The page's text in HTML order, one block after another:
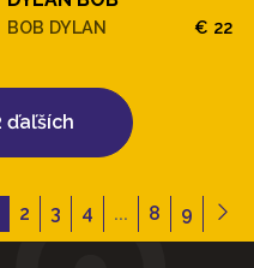
BOB DYLAN € 22
ďaľších
2 3 4 ... 8 9